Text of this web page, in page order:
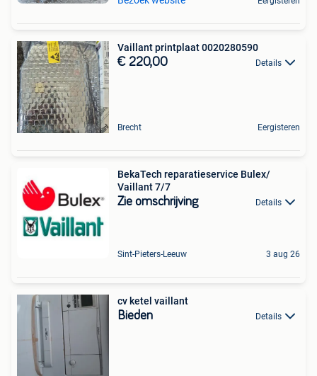
Vaillant printplaat 0020280590
€ 220,00 Details
Brecht Eergisteren
BekaTech reparatieservice Bulex/
Vaillant 7/7
Zie omschrijving Details
Sint-Pieters-Leeuw 3 aug 26
cv ketel vaillant
Bieden Details